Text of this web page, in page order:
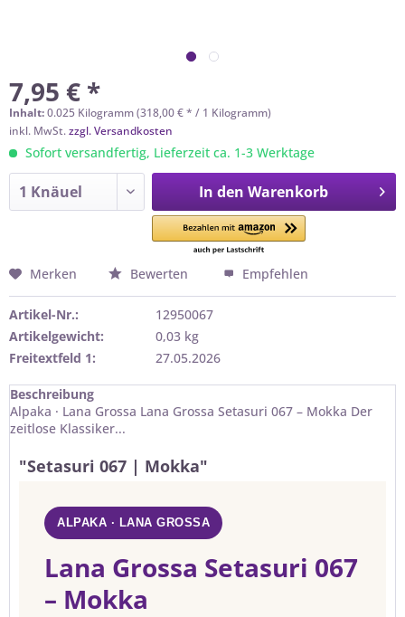
7,95 € *
Inhalt:0.025 Kilogramm (318,00 € * / 1 Kilogramm)
inkl. MwSt.zzgl. Versandkosten
Sofort versandfertig, Lieferzeit ca. 1-3 Werktage
In den Warenkorb
Merken Bewerten Empfehlen
Artikel-Nr.:
12950067
Artikelgewicht:
0,03 kg
Freitextfeld 1:
27.05.2026
Beschreibung
Alpaka · Lana Grossa Lana Grossa Setasuri 067 – Mokka Der
zeitlose Klassiker...
"Setasuri 067 | Mokka"
ALPAKA · LANA GROSSA
Lana Grossa Setasuri 067
– Mokka